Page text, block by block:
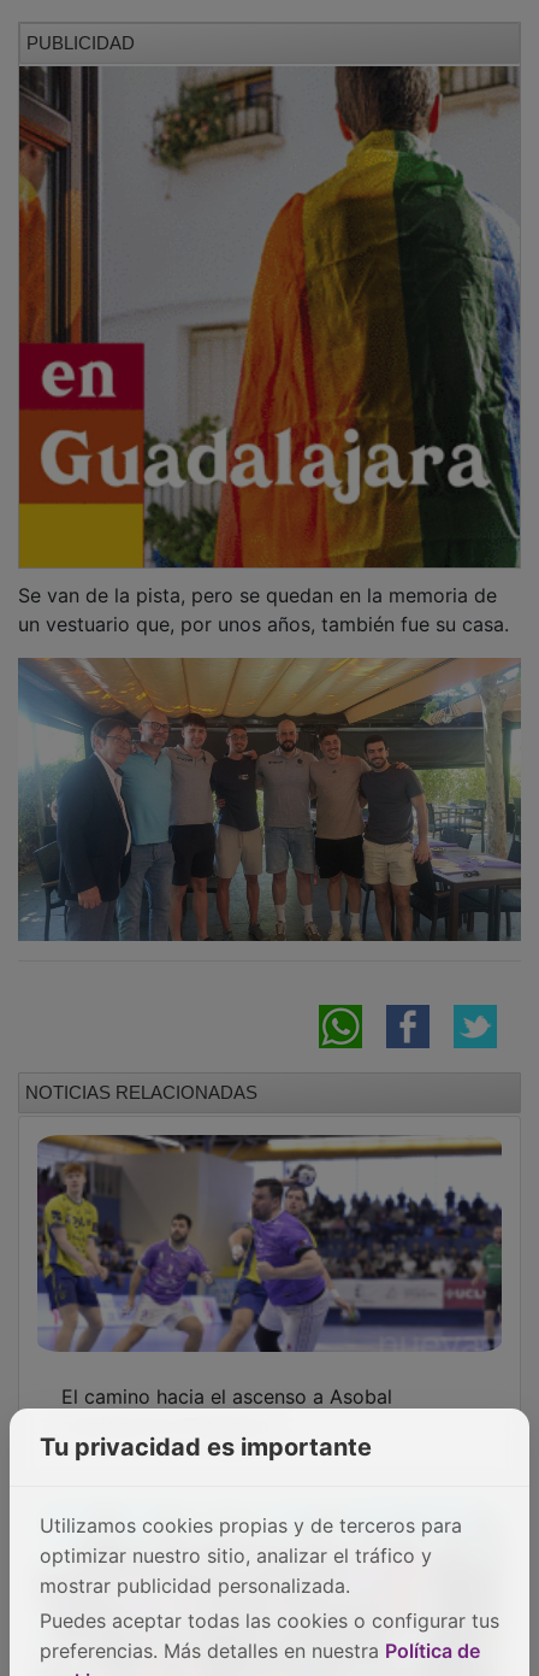
un vestuario que, por unos años, también fue su casa.
comienza en Zaragoza
Tu privacidad es importante
Utilizamos cookies propias y de terceros para
optimizar nuestro sitio, analizar el tráfico y
mostrar publicidad personalizada.
Puedes aceptar todas las cookies o configurar tus
preferencias. Más detalles en nuestra Política de